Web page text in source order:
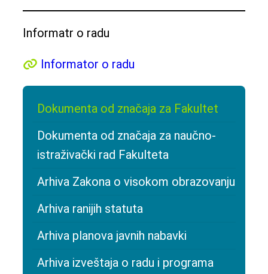
Informatr o radu
Informator o radu
Dokumenta od značaja za Fakultet
Dokumenta od značaja za naučno-
istraživački rad Fakulteta
Arhiva Zakona o visokom obrazovanju
Arhiva ranijih statuta
Arhiva planova javnih nabavki
Arhiva izveštaja o radu i programa